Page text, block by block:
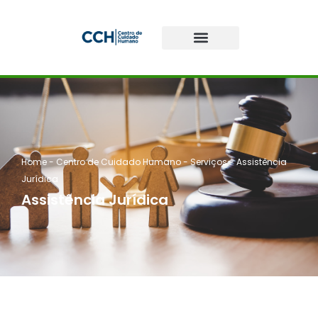
Home- Centro de Cuidado Humano-Serviços-Assistência
Jurídica
Assistência Jurídica